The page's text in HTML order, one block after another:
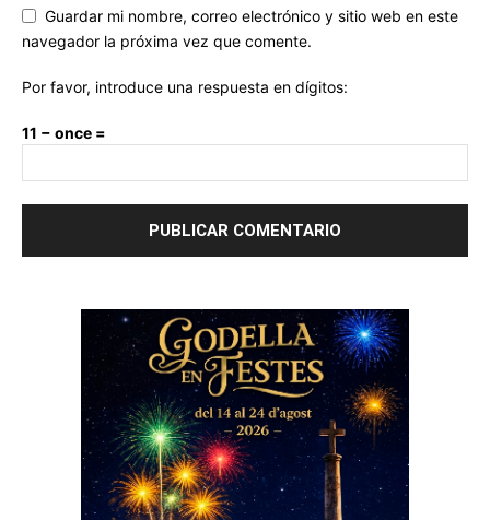
Guardar mi nombre, correo electrónico y sitio web en este
navegador la próxima vez que comente.
Por favor, introduce una respuesta en dígitos:
11 − once =